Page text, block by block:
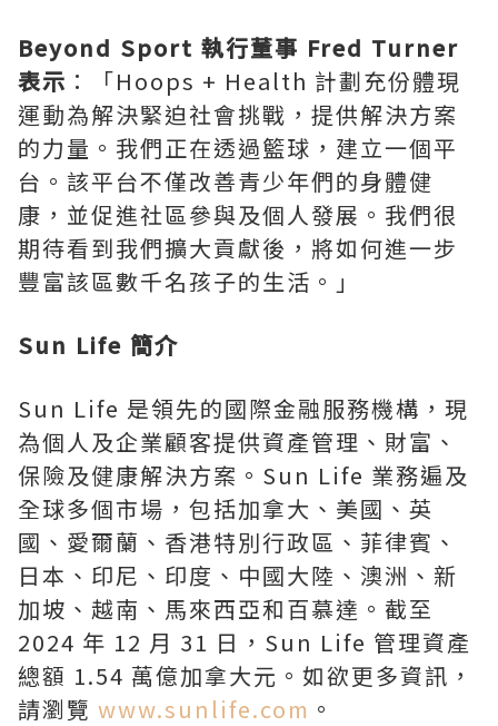
Beyond Sport 執行董事 Fred Turner
表示 ：「Hoops + Health 計劃充份體現
運動為解決緊迫社會挑戰，提供解決方案
的力量。我們正在透過籃球，建立一個平
台。該平台不僅改善青少年們的身體健
康，並促進社區參與及個人發展。我們很
期待看到我們擴大貢獻後，將如何進一步
豐富該區數千名孩子的生活。」
Sun Life 簡介
Sun Life 是領先的國際金融服務機構，現
為個人及企業顧客提供資產管理、財富、
保險及健康解決方案。Sun Life 業務遍及
全球多個市場，包括加拿大、美國、英
國、愛爾蘭、香港特別行政區、菲律賓、
日本、印尼、印度、中國大陸、澳洲、新
加坡、越南、馬來西亞和百慕達。截至
2024 年 12 月 31 日，Sun Life 管理資產
總額 1.54 萬億加拿大元。如欲更多資訊，
請瀏覽 www.sunlife.com 。